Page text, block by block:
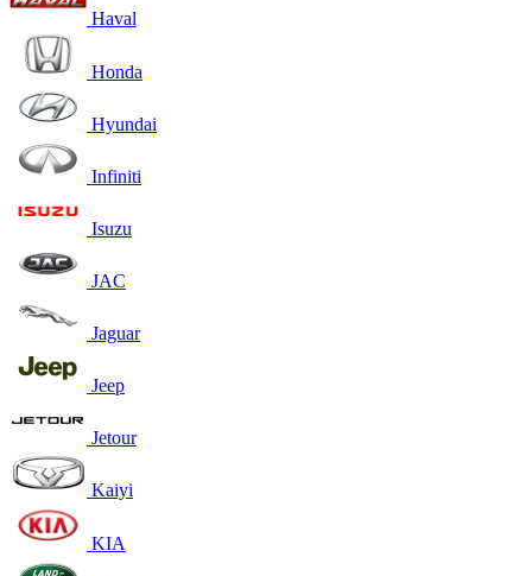
Haval
Honda
Hyundai
Infiniti
Isuzu
JAC
Jaguar
Jeep
Jetour
Kaiyi
KIA